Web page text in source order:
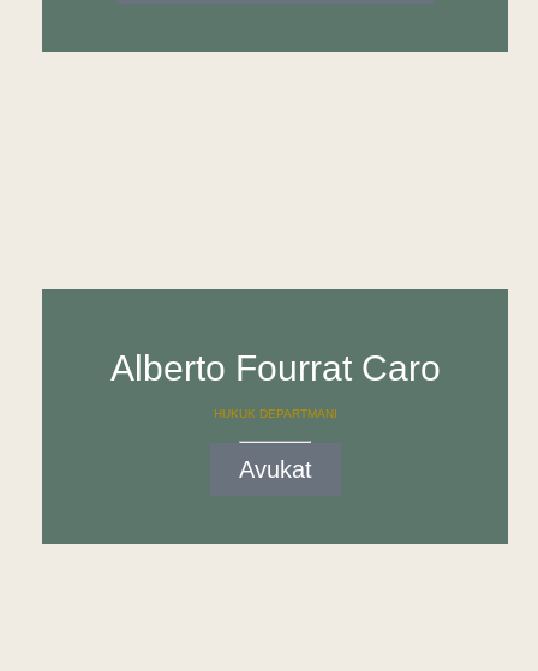
Alberto Fourrat Caro
HUKUK DEPARTMANI
Avukat